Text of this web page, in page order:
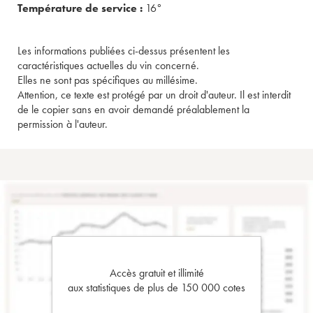
Température de service : 16°
Les informations publiées ci-dessus présentent les
caractéristiques actuelles du vin concerné.
Elles ne sont pas spécifiques au millésime.
Attention, ce texte est protégé par un droit d'auteur. Il est interdit
de le copier sans en avoir demandé préalablement la
permission à l'auteur.
Accès gratuit et illimité
aux statistiques de plus de 150 000 cotes